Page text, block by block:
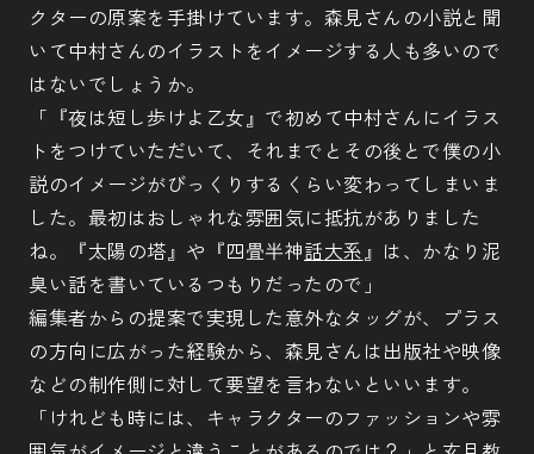
クターの原案を手掛けています。森見さんの小説と聞
いて中村さんのイラストをイメージする人も多いので
はないでしょうか。
「『夜は短し歩けよ乙女』で初めて中村さんにイラス
トをつけていただいて、それまでとその後とで僕の小
説のイメージがびっくりするくらい変わってしまいま
した。最初はおしゃれな雰囲気に抵抗がありました
ね。『太陽の塔』や『四畳半神話大系 』は、かなり泥
臭い話を書いているつもりだったので」
編集者からの提案で実現した意外なタッグが、プラス
の方向に広がった経験から、森見さんは出版社や映像
などの制作側に対して要望を言わないといいます。
「けれども時には、キャラクターのファッションや雰